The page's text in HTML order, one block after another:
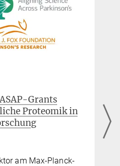
18,
Grants
Proteomik in
am Max-Planck-